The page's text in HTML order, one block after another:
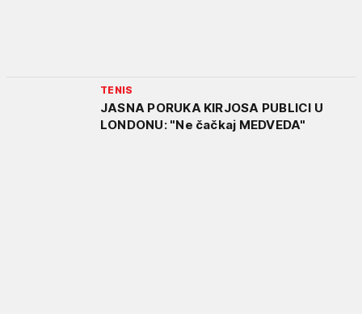
TENIS
JASNA PORUKA KIRJOSA PUBLICI U
LONDONU: "Ne čačkaj MEDVEDA"